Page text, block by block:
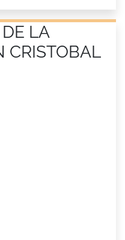
LA
CRISTOBAL